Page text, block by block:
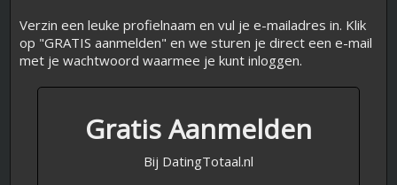
Verzin een leuke profielnaam en vul je e-mailadres in. Klik
op "GRATIS aanmelden" en we sturen je direct een e-mail
met je wachtwoord waarmee je kunt inloggen.
Gratis Aanmelden
Bij DatingTotaal.nl